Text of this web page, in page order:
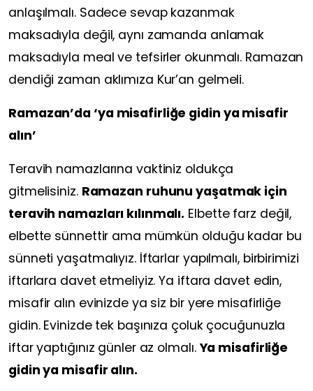
anlaşılmalı. Sadece sevap kazanmak
maksadıyla değil, aynı zamanda anlamak
maksadıyla meal ve tefsirler okunmalı. Ramazan
dendiği zaman aklımıza Kur’an gelmeli.
Ramazan’da ‘ya misafirliğe gidin ya misafir
alın’
Teravih namazlarına vaktiniz oldukça
gitmelisiniz. Ramazan ruhunu yaşatmak için
teravih namazları kılınmalı. Elbette farz değil,
elbette sünnettir ama mümkün olduğu kadar bu
sünneti yaşatmalıyız. İftarlar yapılmalı, birbirimizi
iftarlara davet etmeliyiz. Ya iftara davet edin,
misafir alın evinizde ya siz bir yere misafirliğe
gidin. Evinizde tek başınıza çoluk çocuğunuzla
iftar yaptığınız günler az olmalı. Ya misafirliğe
gidin ya misafir alın.